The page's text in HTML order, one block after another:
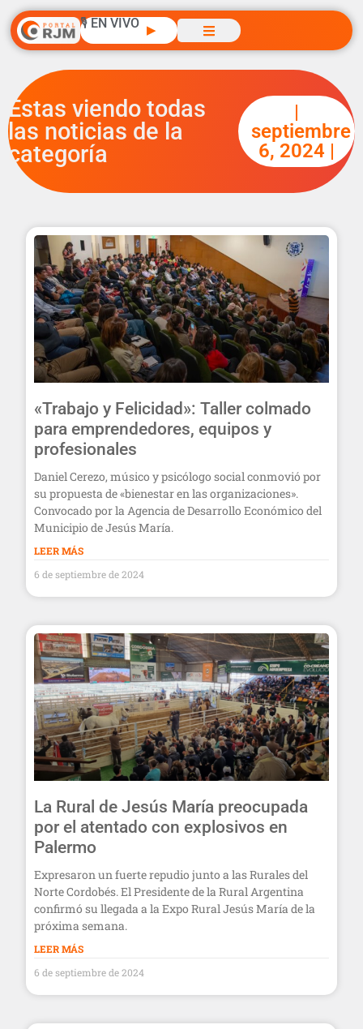
🎙️ EN VIVO ▶
Estas viendo todas
las noticias de la
categoría
|
septiembre
6, 2024 |
«Trabajo y Felicidad»: Taller colmado
para emprendedores, equipos y
profesionales
Daniel Cerezo, músico y psicólogo social conmovió por
su propuesta de «bienestar en las organizaciones».
Convocado por la Agencia de Desarrollo Económico del
Municipio de Jesús María.
LEER MÁS
6 de septiembre de 2024
La Rural de Jesús María preocupada
por el atentado con explosivos en
Palermo
Expresaron un fuerte repudio junto a las Rurales del
Norte Cordobés. El Presidente de la Rural Argentina
confirmó su llegada a la Expo Rural Jesús María de la
próxima semana.
LEER MÁS
6 de septiembre de 2024